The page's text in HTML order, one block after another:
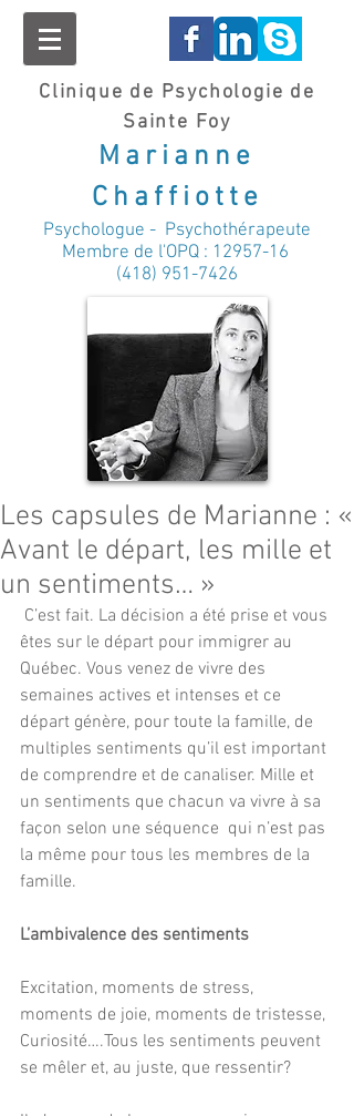
Clinique de Psychologie de
Sainte Foy
Marianne
Chaffiotte
Psychologue - Psychothérapeute
Membre de l'OPQ : 12957-16
(418) 951-7426
Les capsules de Marianne : «
Avant le départ, les mille et
un sentiments… »
êtes sur le départ pour immigrer au
Québec. Vous venez de vivre des
semaines actives et intenses et ce
départ génère, pour toute la famille, de
multiples sentiments qu’il est important
de comprendre et de canaliser. Mille et
un sentiments que chacun va vivre à sa
façon selon une séquence  qui n’est pas
la même pour tous les membres de la
famille.
L’ambivalence des sentiments
Excitation, moments de stress,
moments de joie, moments de tristesse,
Curiosité….Tous les sentiments peuvent
se mêler et, au juste, que ressentir?